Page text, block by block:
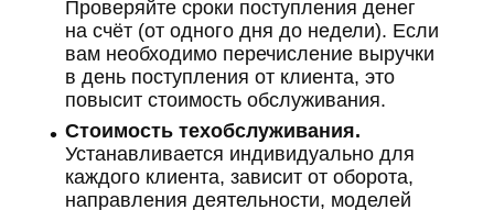
Проверяйте сроки поступления денег
на счёт (от одного дня до недели). Если
вам необходимо перечисление выручки
в день поступления от клиента, это
повысит стоимость обслуживания.
Стоимость техобслуживания.
Устанавливается индивидуально для
каждого клиента, зависит от оборота,
направления деятельности, моделей